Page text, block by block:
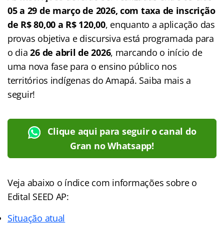
05 a 29 de março de 2026, com taxa de inscrição
de R$ 80,00 a R$ 120,00, enquanto a aplicação das
provas objetiva e discursiva está programada para
o dia26 de abril de 2026, marcando o início de
uma nova fase para o ensino público nos
territórios indígenas do Amapá. Saiba mais a
seguir!
Clique aqui para seguir o canal do
Gran no Whatsapp!
Veja abaixo o índicecom informações sobre o
Edital SEED AP:
Situação atual